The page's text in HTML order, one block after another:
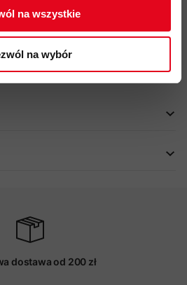
na wszystkie
na wybór
Typ C, UIAA
bluesign, materiały pochodzące
dostawa od 200 zł